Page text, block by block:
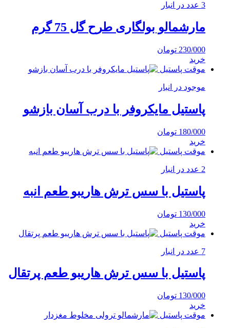
3 عدد در انبار
مارشمالو بولگاری طرح گل 75 گرم
230/000 تومان
خرید
موقت پاستیل
موجود در انبار
پاستیل مایکروفر با درب آسان بازشو
180/000 تومان
خرید
موقت پاستیل
2 عدد در انبار
پاستیل با سس ترش هاریبو طعم انبه
130/000 تومان
خرید
موقت پاستیل
7 عدد در انبار
پاستیل با سس ترش هاریبو طعم پرتقال
130/000 تومان
خرید
موقت پاستیل